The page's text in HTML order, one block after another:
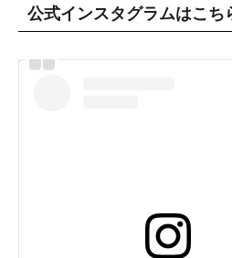
公式インスタグラムはこち